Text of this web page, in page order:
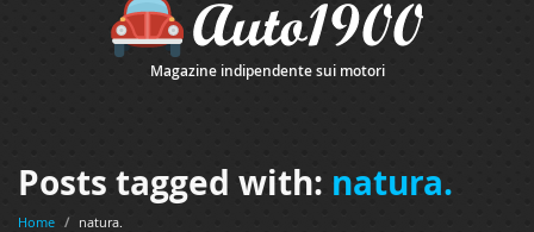
Magazine indipendente sui motori
Posts tagged with: natura.
Home / natura.